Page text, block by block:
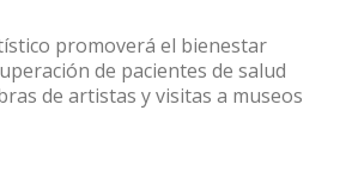
promoverá el bienestar
de pacientes de salud
de artistas y visitas a museos